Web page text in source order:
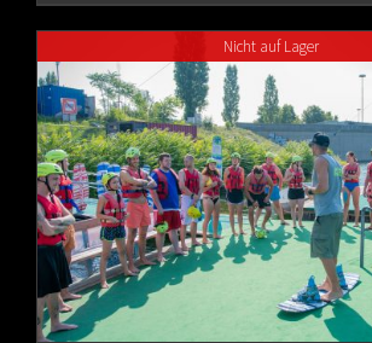
€80.00
Nicht auf Lager